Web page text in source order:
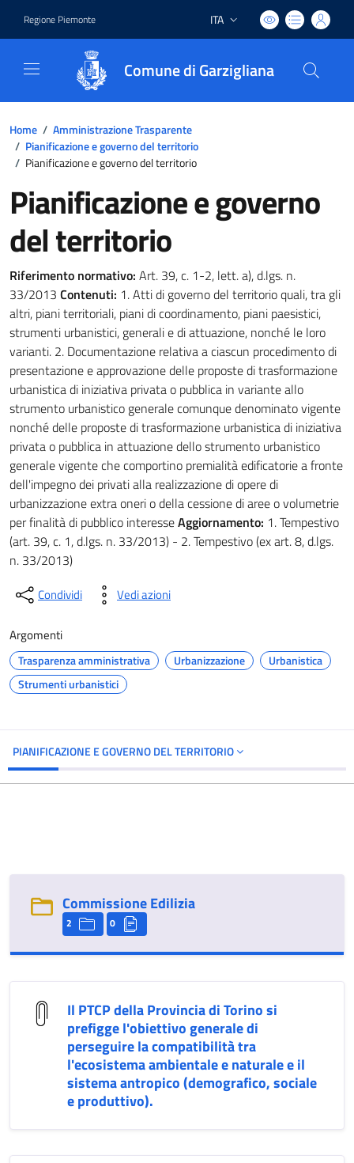
Regione Piemonte Lingua attiva:
ITA
Comune di Garzigliana
Home / Amministrazione Trasparente
/ Pianificazione e governo del territorio
/ Pianificazione e governo del territorio
Pianificazione e governo
del territorio
Riferimento normativo: Art. 39, c. 1-2, lett. a), d.lgs. n.
33/2013 Contenuti: 1. Atti di governo del territorio quali, tra gli
altri, piani territoriali, piani di coordinamento, piani paesistici,
strumenti urbanistici, generali e di attuazione, nonché le loro
varianti. 2. Documentazione relativa a ciascun procedimento di
presentazione e approvazione delle proposte di trasformazione
urbanistica di iniziativa privata o pubblica in variante allo
strumento urbanistico generale comunque denominato vigente
nonché delle proposte di trasformazione urbanistica di iniziativa
privata o pubblica in attuazione dello strumento urbanistico
generale vigente che comportino premialità edificatorie a fronte
dell'impegno dei privati alla realizzazione di opere di
urbanizzazione extra oneri o della cessione di aree o volumetrie
per finalità di pubblico interesseAggiornamento: 1. Tempestivo
(art. 39, c. 1, d.lgs. n. 33/2013) - 2. Tempestivo (ex art. 8, d.lgs.
n. 33/2013)
Condividi Vedi azioni
Argomenti
Trasparenza amministrativa Urbanizzazione
Urbanistica
Strumenti urbanistici
PIANIFICAZIONE E GOVERNO DEL TERRITORIO
Commissione Edilizia
2 0
Il PTCP della Provincia di Torino si
prefigge l'obiettivo generale di
perseguire la compatibilità tra
l'ecosistema ambientale e naturale e il
sistema antropico (demografico, sociale
e produttivo).